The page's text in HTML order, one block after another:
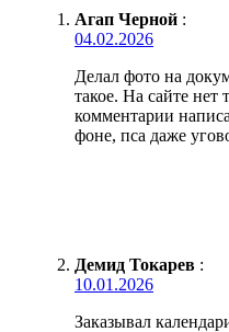
Агап Черной :
04.02.2026
Делал фото на
такое. На сайте нет
комментарии
фоне, пса даже
Демид Токарев :
10.01.2026
Заказывал